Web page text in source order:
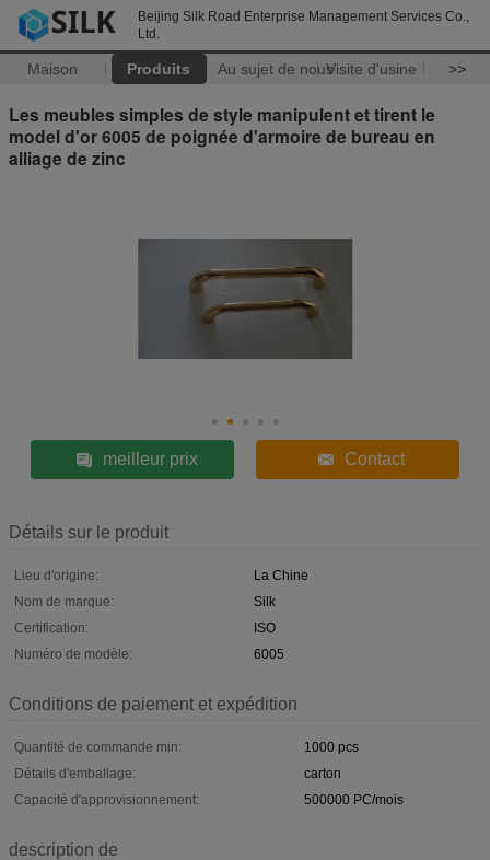
Beijing Silk Road Enterprise Management Services Co.,
Ltd.
Maison Produits Au sujet de nousVisite d'usine >>
Les meubles simples de style manipulent et tirent le
model d'or 6005 de poignée d'armoire de bureau en
alliage de zinc
meilleur prix Contact
Détails sur le produit
Lieu d'origine:
La Chine
Nom de marque:
Silk
Certification:
ISO
Numéro de modèle:
6005
Conditions de paiement et expédition
Quantité de commande min:
1000 pcs
Détails d'emballage:
carton
Capacité d'approvisionnement:
500000 PC/mois
description de